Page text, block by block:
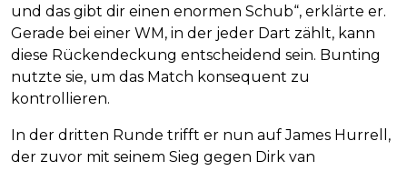
und das gibt dir einen enormen Schub“, erklärte er.
Gerade bei einer WM, in der jeder Dart zählt, kann
diese Rückendeckung entscheidend sein. Bunting
nutzte sie, um das Match konsequent zu
kontrollieren.
In der dritten Runde trifft er nun auf James Hurrell,
der zuvor mit seinem Sieg gegen Dirk van